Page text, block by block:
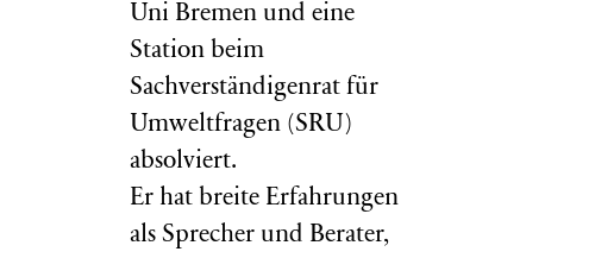
Uni Bremen und eine
Station beim
Sachverständigenrat für
Umweltfragen (SRU )
absolviert.
Er hat breite Erfahrungen
als Sprecher und Berater,